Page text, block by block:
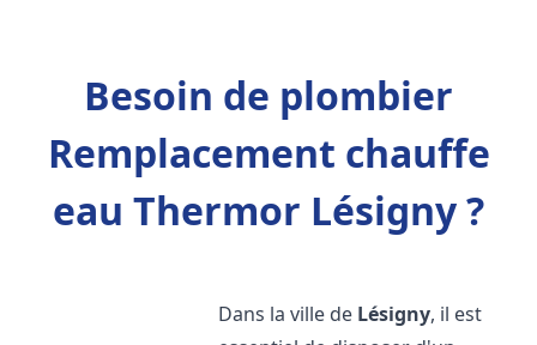
Besoin de plombier
Remplacement chauffe
eau Thermor Lésigny ?
Dans la ville de Lésigny, il est